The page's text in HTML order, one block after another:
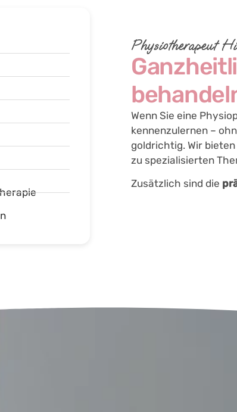
Physiotherapeut
Wenn Sie eine
kennenzulernen –
goldrichtig. Wir
zu spezialisierten
Zusätzlich sind die